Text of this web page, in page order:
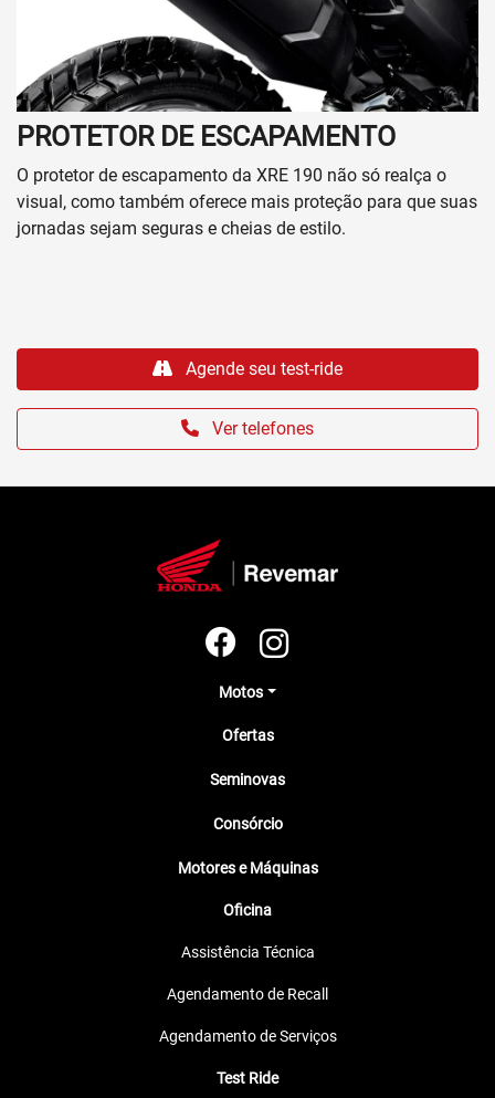
PROTETOR DE ESCAPAMENTO
O protetor de escapamento da XRE 190 não só realça o
visual, como também oferece mais proteção para que suas
jornadas sejam seguras e cheias de estilo.
Ver telefones
Agende seu test-ride
Motos
Ofertas
Seminovas
Consórcio
Motores e Máquinas
Oficina
Assistência Técnica
Agendamento de Recall
Agendamento de Serviços
Test Ride